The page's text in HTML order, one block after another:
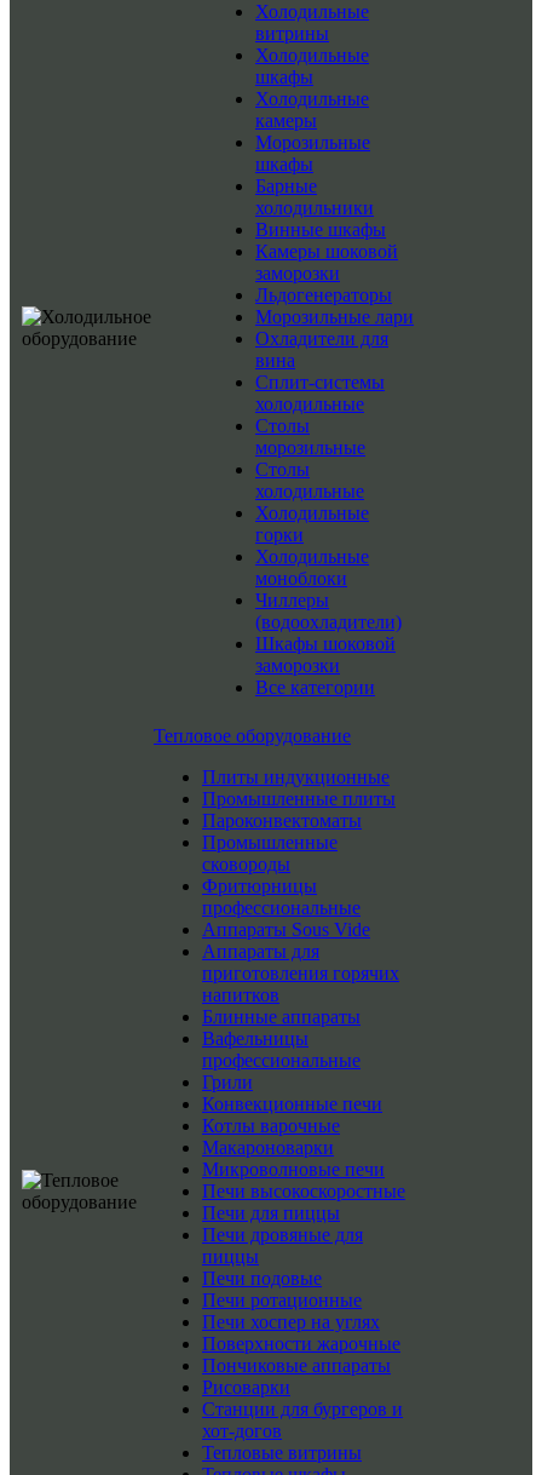
Холодильные
витрины
Холодильные
шкафы
Холодильные
камеры
Морозильные
шкафы
Барные
холодильники
Винные шкафы
Камеры шоковой
заморозки
Льдогенераторы
Морозильные лари
Охладители для
вина
Сплит-системы
холодильные
Столы
морозильные
Столы
холодильные
Холодильные
горки
Холодильные
моноблоки
Чиллеры
(водоохладители)
Шкафы шоковой
заморозки
Все категории
Тепловое оборудование
Плиты индукционные
Промышленные плиты
Пароконвектоматы
Промышленные
сковороды
Фритюрницы
профессиональные
Аппараты Sous Vide
Аппараты для
приготовления горячих
напитков
Блинные аппараты
Вафельницы
профессиональные
Грили
Конвекционные печи
Котлы варочные
Макароноварки
Микроволновые печи
Печи высокоскоростные
Печи для пиццы
Печи дровяные для
пиццы
Печи подовые
Печи ротационные
Печи хоспер на углях
Поверхности жарочные
Пончиковые аппараты
Рисоварки
Станции для бургеров и
хот-догов
Тепловые витрины